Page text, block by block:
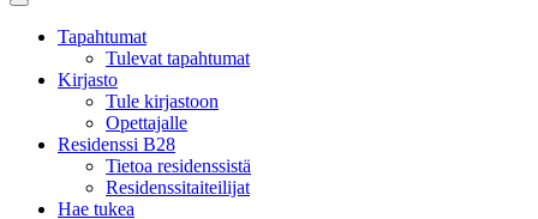
Sulje
päävalikkoTapahtumat
Tulevat tapahtumat
Kirjasto
Tule kirjastoon
Opettajalle
Residenssi B28
Tietoa residenssistä
Residenssitaiteilijat
Hae tukea